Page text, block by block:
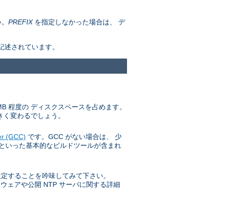
PREFIXを指定しなかった場合は、 デ
されています。
程度の ディスクスペースを占めます。
変わるでしょう。
(GCC) です。GCC がない場合は、 少
といった基本的なビルドツールが含まれ
することを吟味してみて下さい。
ェアや公開 NTP サーバに関する詳細